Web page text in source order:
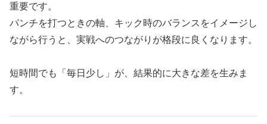
重要です。
パンチを打つときの軸、キック時のバランスをイメージし
ながら行うと、実戦へのつながりが格段に良くなります。
短時間でも「毎日少し」が、結果的に大きな差を生みま
す。